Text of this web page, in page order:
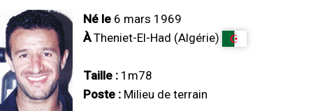
Né le 6 mars 1969
ÀTheniet-El-Had (Algérie)
Taille : 1m78
Poste : Milieu de terrain